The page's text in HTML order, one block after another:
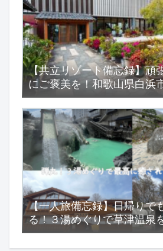
【共立リゾート備忘録】頑
にご褒美を！和歌山県白浜
『浜千鳥の湯 海舟』
【一人旅備忘録】日帰りで
る！３湯めぐりで草津温泉
る一人旅！